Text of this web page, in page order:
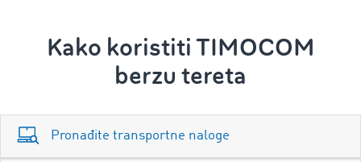
Kako koristiti TIMOCOM
berzu tereta
Pronađite transportne naloge